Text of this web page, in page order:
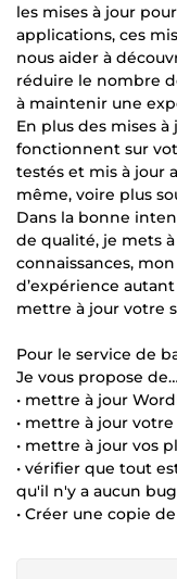
les mises à jour
applications, ces
nous aider à
réduire le nombre
à maintenir une
En plus des mises
fonctionnent sur
testés et mis à jour
même, voire plus
Dans la bonne
de qualité, je mets
connaissances,
d’expérience
mettre à jour votre
Pour le service de
Je vous propose de…
• mettre à jour
• mettre à jour
• mettre à jour vos
• vérifier que tout
qu'il n'y a aucun
• Créer une copie